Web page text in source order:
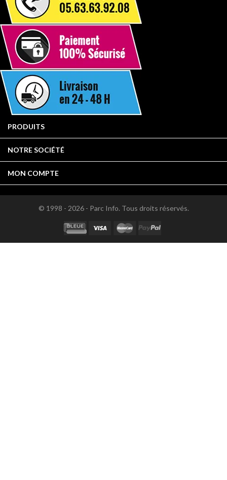
PRODUITS
NOTRE SOCIÉTÉ
MON COMPTE
© 1998 - 2026 - Parc Info. Tous droits réservés.